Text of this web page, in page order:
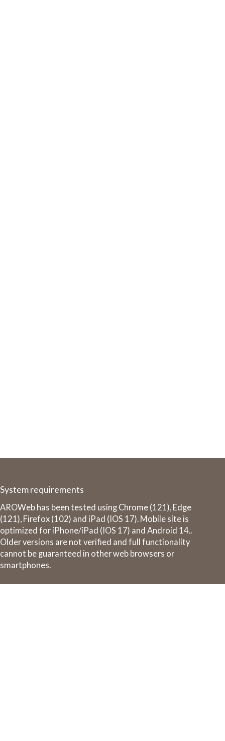
System requirements
AROWeb has been tested using Chrome (121), Edge
(121), Firefox (102) and iPad (IOS 17). Mobile site is
optimized for iPhone/iPad (IOS 17) and Android 14..
Older versions are not verified and full functionality
cannot be guaranteed in other web browsers or
smartphones.